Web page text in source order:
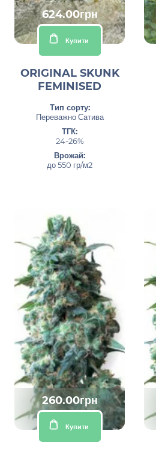
624.00грн
Купити
ORIGINAL SKUNK
FEMINISED
Тип сорту:
Переважно Сатива
ТГК:
24-26%
Врожай:
до 550 гр/м2
260.00грн
Купити